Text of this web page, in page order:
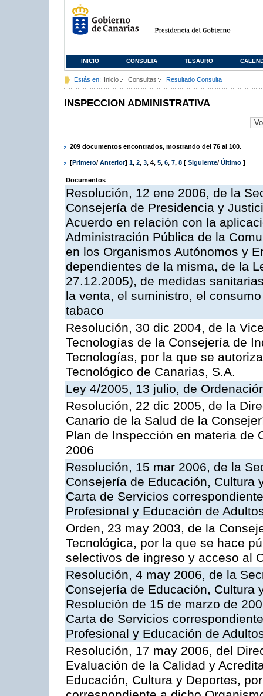
INICIO CONSULTA TESAURO
Estás en: Inicio Consultas Resultado Consulta
INSPECCION ADMINISTRATIVA
209 documentos encontrados, mostrando del 76 al 100.
[Primero/ Anterior] 1, 2, 3, 4, 5, 6, 7, 8 [ Siguiente/ Último ]
Documentos
Resolución, 12 ene 2006, de la
Consejería de Presidencia y
Acuerdo en relación con la
Administración Pública de la
en los Organismos Autónomos y
dependientes de la misma, de la
27.12.2005), de medidas
la venta, el suministro, el
tabaco
Resolución, 30 dic 2004, de la
Tecnologías de la Consejería de
Tecnologías, por la que se
Tecnológico de Canarias, S.A.
Ley 4/2005, 13 julio, de
Resolución, 22 dic 2005, de la
Canario de la Salud de la
Plan de Inspección en materia de
2006
Resolución, 15 mar 2006, de la
Consejería de Educación, Cultura
Carta de Servicios
Profesional y Educación de
Orden, 23 may 2003, de la
Tecnológica, por la que se hace
selectivos de ingreso y acceso al
Resolución, 4 may 2006, de la
Consejería de Educación, Cultura
Resolución de 15 de marzo de
Carta de Servicios
Profesional y Educación de
Resolución, 17 may 2006, del
Evaluación de la Calidad y
Educación, Cultura y Deportes,